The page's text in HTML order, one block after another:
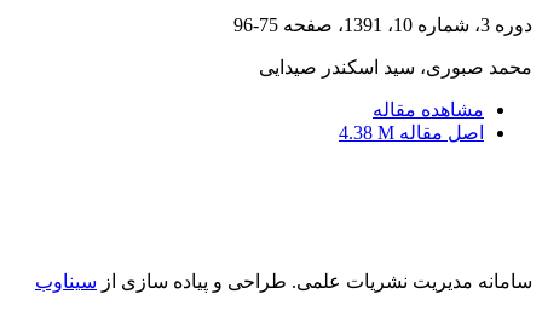
دوره 3، شماره 10، 1391، صفحه 75-96
محمد صبوری، سید اسکندر صیدایی
مشاهده مقاله
اصل مقاله 4.38 M
سامانه مدیریت نشریات علمی. طراحی و پیاده سازی از سیناوب